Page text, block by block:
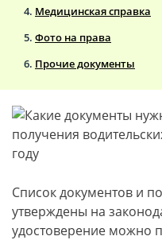
Медицинская справка
Фото на права
Прочие документы
Список документов и
утверждены на
удостоверение можно